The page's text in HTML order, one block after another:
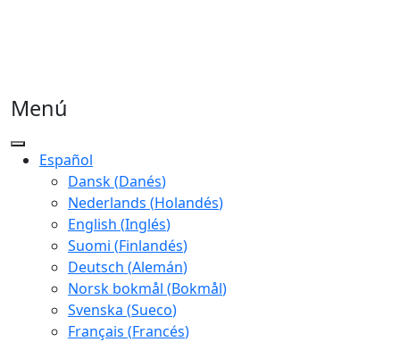
Menú
Español
Dansk(Danés)
Nederlands (Holandés)
English (Inglés)
Suomi (Finlandés)
Deutsch (Alemán)
Norsk bokmål (Bokmål)
Svenska (Sueco)
Français (Francés)